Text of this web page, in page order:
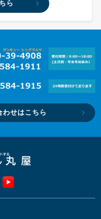
ら
わせはこちら